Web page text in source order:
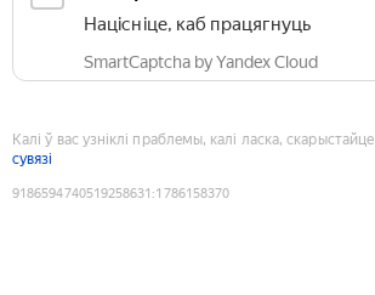
Націсніце, каб працягнуць
SmartCaptcha by Yandex Cloud
Калі ў вас узніклі праблемы, калі ласка, скарыстайце
сувязі
9186594740519258631 :1786158370